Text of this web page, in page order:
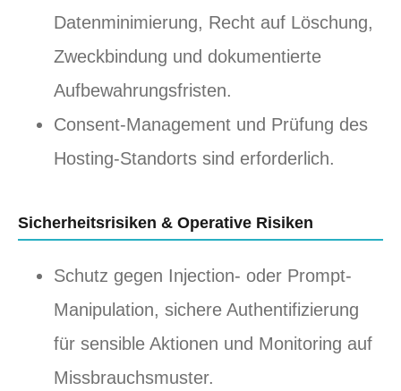
Datenminimierung, Recht auf Löschung,
Zweckbindung und dokumentierte
Aufbewahrungsfristen.
Consent-Management und Prüfung des
Hosting-Standorts sind erforderlich.
Sicherheitsrisiken & Operative Risiken
Schutz gegen Injection- oder Prompt-
Manipulation, sichere Authentifizierung
für sensible Aktionen und Monitoring auf
Missbrauchsmuster.